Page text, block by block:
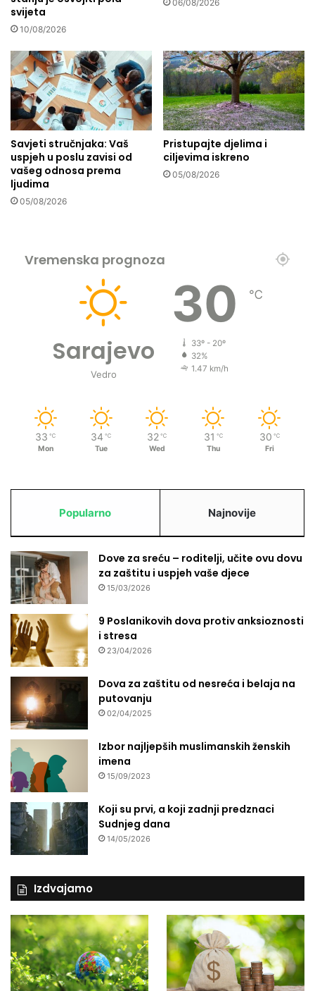
r
o
o
r
a
i
s
m
a
n
j
t
svijeta
10/08/2026
06/08/2026
Savjeti stručnjaka: Vaš
uspjeh u poslu zavisi od
vašeg odnosa prema
ljudima
05/08/2026
Pristupajte djelima i
ciljevima iskreno
05/08/2026
Vremenska prognoza
Sarajevo
Vedro
30 ℃
33º - 20º
32%
1.47 km/h
33 ℃
Mon
34 ℃
Tue
32 ℃
Wed
31 ℃
Thu
30 ℃
Fri
Popularno Najnovije
Dove za sreću – roditelji, učite ovu dovu
za zaštitu i uspjeh vaše djece
15/03/2026
9 Poslanikovih dova protiv anksioznosti
i stresa
23/04/2026
Dova za zaštitu od nesreća i belaja na
putovanju
02/04/2025
Izbor najljepših muslimanskih ženskih
imena
15/09/2023
Koji su prvi, a koji zadnji predznaci
Sudnjeg dana
14/05/2026
Izdvajamo